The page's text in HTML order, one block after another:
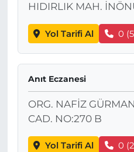
HIDIRLIK MAH.
Yol Tarifi Al 0
Anıt Eczanesi
ORG. NAFİZ
CAD. NO:270 B
Yol Tarifi Al 0